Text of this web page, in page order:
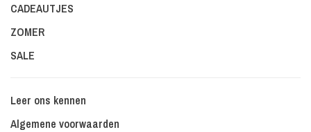
CADEAUTJES
ZOMER
SALE
Leer ons kennen
Algemene voorwaarden